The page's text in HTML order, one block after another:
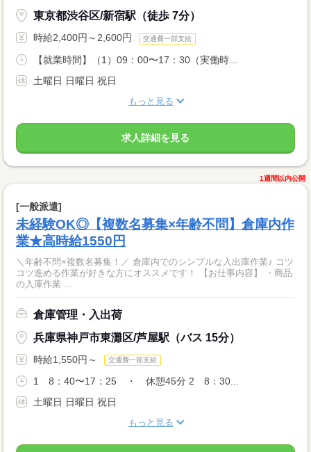
東京都渋谷区/新宿駅（徒歩 7分）
時給2,400円～2,600円 交通費一部支給
【就業時間】（1）09：00〜17：30（実働時...
土曜日 日曜日 祝日
もっと見る
求人詳細を見る
1週間以内公開
[一般派遣]
未経験OK◎【複数名募集×年齢不問】倉庫内作
業★高時給1550円
＼年齢不問×複数名募集！／ 倉庫内でのシンプルな入出庫作業♪ コツ
コツ進める作業が好きな方にオススメです！ 【お仕事内容】 ・商品
の入庫作業 ...
倉庫管理・入出荷
兵庫県神戸市東灘区/芦屋駅（バス 15分）
時給1,550円～ 交通費一部支給
1 8：40〜17：25 ・ 休憩45分 2 8：30...
土曜日 日曜日 祝日
もっと見る